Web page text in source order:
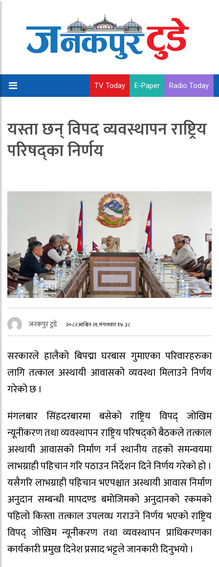
TV Today E-Paper Radio Today
यस्ता छन् विपद व्यवस्थापन राष्ट्रिय
परिषद्का निर्णय
जनकपुर टुडे २०८२ आश्विन २१, मंगलवार १४:३८
सरकारले हालैको बिपद्मा घरबास गुमाएका परिवारहरुका
लागि तत्काल अस्थायी आवासको व्यवस्था मिलाउने निर्णय
गरेको छ ।
मंगलबार सिंहदरबारमा बसेको राष्ट्रिय विपद् जोखिम
न्यूनीकरण तथा व्यवस्थापन राष्ट्रिय परिषद्को बैठकले तत्काल
अस्थायी आवासको निर्माण गर्न स्थानीय तहको समन्वयमा
लाभग्राही पहिचान गरि पठाउन निर्देशन दिने निर्णय गरेको हो ।
यसैगरि लाभग्राही पहिचान भएपश्चात अस्थायी आवास निर्माण
अनुदान सम्बन्धी मापदण्ड बमोजिमको अनुदानको रकमको
पहिलो किस्ता तत्काल उपलव्ध गराउने निर्णय भएको राष्ट्रिय
विपद् जोखिम न्यूनीकरण तथा व्यवस्थापन प्राधिकरणका
कार्यकारी प्रमुख दिनेश प्रसाद भट्टले जानकारी दिनुभयो ।